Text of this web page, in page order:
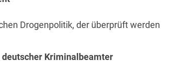
Drogenpolitik, der überprüft werden
deutscher Kriminalbeamter